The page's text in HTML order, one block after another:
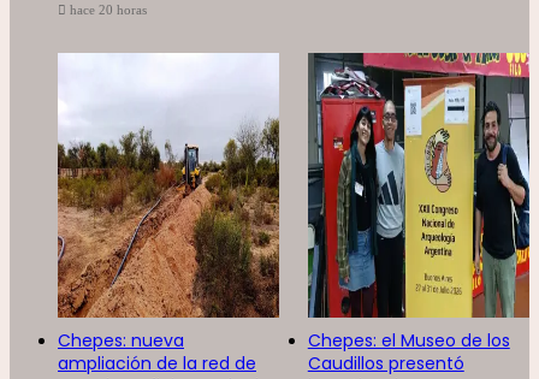
hace 20 horas
Chepes: nueva
ampliación de la red de
Chepes: el Museo de los
Caudillos presentó